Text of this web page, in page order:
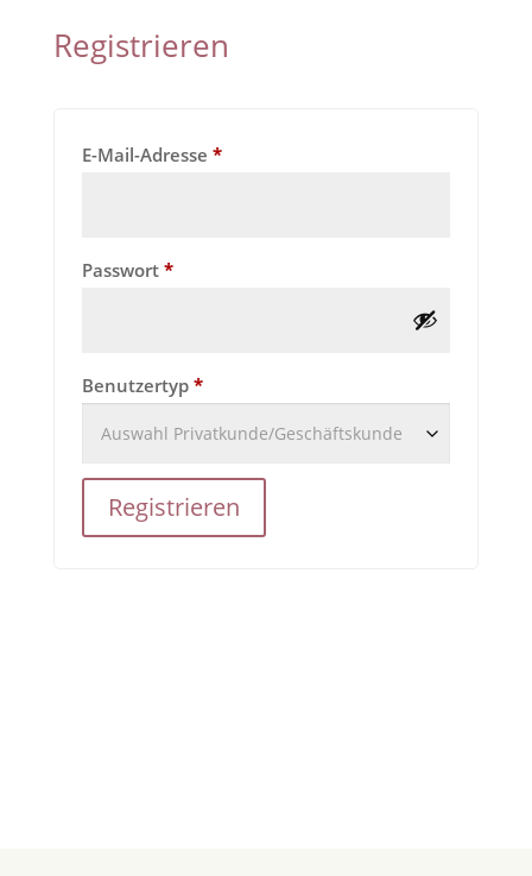
Registrieren
E-Mail-Adresse *Erforderlich
Passwort *Erforderlich
Benutzertyp *
Registrieren